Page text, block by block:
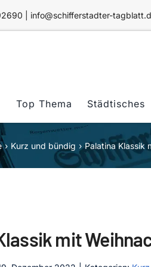
| info@schifferstadter-
Top Thema Städtisches
Kurz und bündig Palatina Klassik
mit